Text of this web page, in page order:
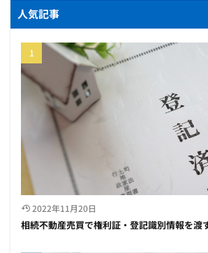
人気記事
2022年11月20日
相続不動産売買で権利証・登記識別情報を渡